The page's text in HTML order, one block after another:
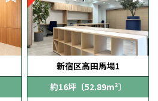
新宿区高田馬場1
約16坪〔52.89m²〕